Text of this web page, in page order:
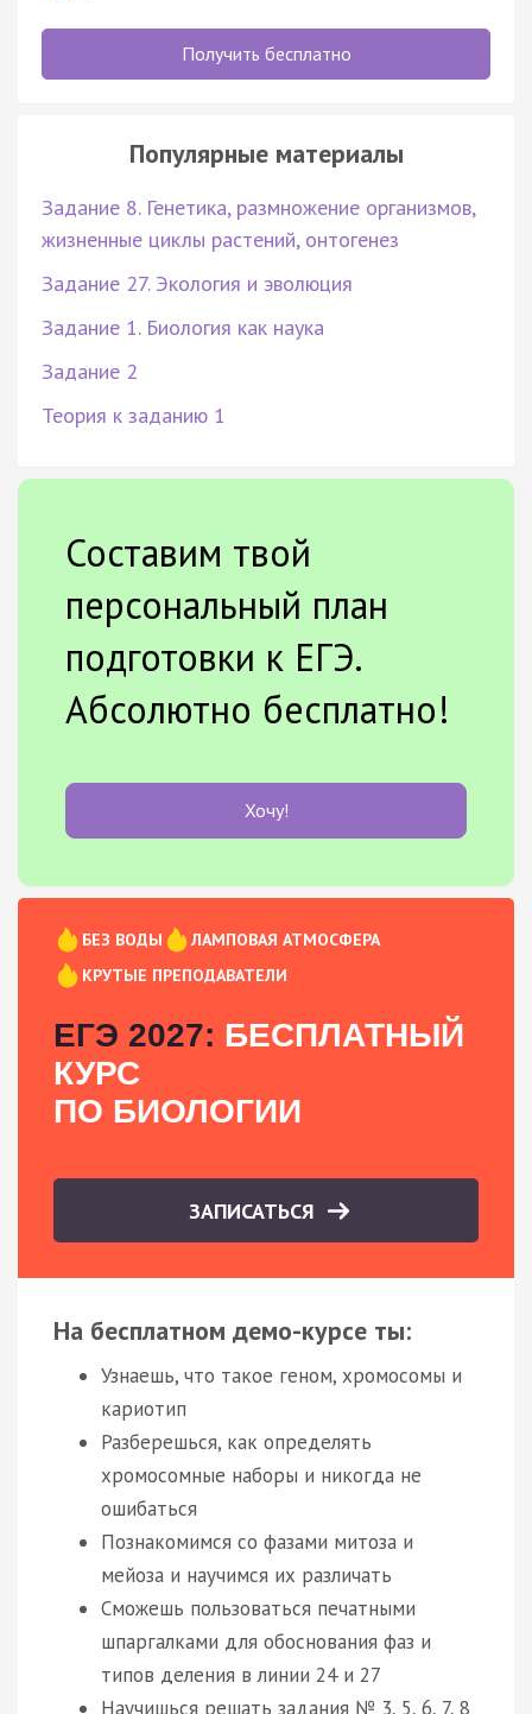
Получить бесплатно
Популярные материалы
Задание 8. Генетика, размножение организмов,
жизненные циклы растений, онтогенез
Задание 27. Экология и эволюция
Задание 1. Биология как наука
Задание 2
Теория к заданию 1
Составим твой
персональный план
подготовки к ЕГЭ.
Абсолютно бесплатно!
Хочу!
БЕЗ ВОДЫ
ЛАМПОВАЯ АТМОСФЕРА
КРУТЫЕ ПРЕПОДАВАТЕЛИ
ЕГЭ 2027: БЕСПЛАТНЫЙ
КУРС
ПО БИОЛОГИИ
ЗАПИСАТЬСЯ
На бесплатном демо-курсе ты:
Узнаешь, что такое геном, хромосомы и
кариотип
Разберешься, как определять
хромосомные наборы и никогда не
ошибаться
Познакомимся со фазами митоза и
мейоза и научимся их различать
Сможешь пользоваться печатными
шпаргалками для обоснования фаз и
типов деления в линии 24 и 27
Научишься решать задания № 3, 5, 6, 7, 8